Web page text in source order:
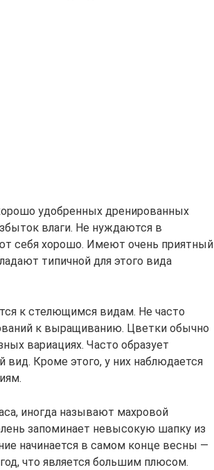
удобренных дренированных
влаги. Не нуждаются в
себя хорошо. Имеют очень приятный
типичной для этого вида
к стелющимся видам. Не часто
к выращиванию. Цветки обычно
вариациях. Часто образует
Кроме этого, у них наблюдается
иногда называют махровой
запоминает невысокую шапку из
начинается в самом конце весны —
что является большим плюсом.